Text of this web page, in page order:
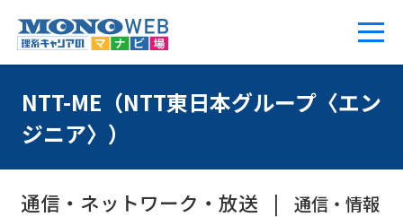
NTT-ME（NTT東日本グループ〈エン
ジニア〉）
通信・ネットワーク・放送 通信・情報